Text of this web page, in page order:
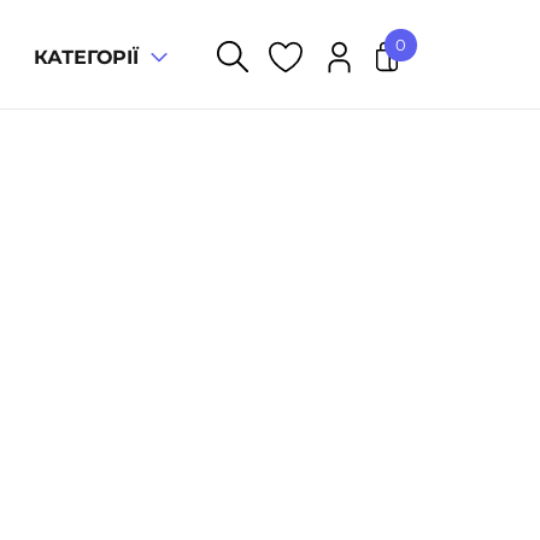
КАТЕГОРІЇ
0
У кошику немає товарів.